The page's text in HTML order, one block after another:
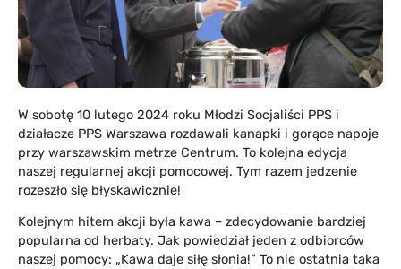
W sobotę 10 lutego 2024 roku Młodzi Socjaliści PPS i
działacze PPS Warszawa rozdawali kanapki i gorące napoje
przy warszawskim metrze Centrum. To kolejna edycja
naszej regularnej akcji pomocowej. Tym razem jedzenie
rozeszło się błyskawicznie!
Kolejnym hitem akcji była kawa – zdecydowanie bardziej
popularna od herbaty. Jak powiedział jeden z odbiorców
naszej pomocy: „Kawa daje siłę słonia!” To nie ostatnia taka